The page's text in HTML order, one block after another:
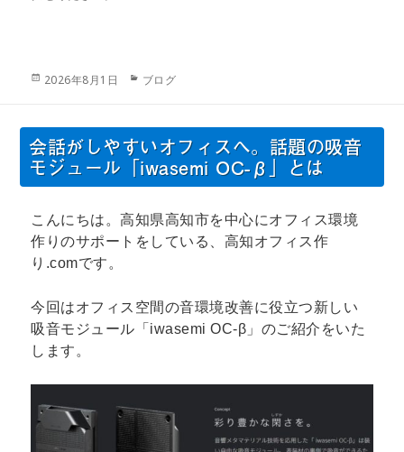
投
2026年8月1日
カ
リ
ー
ブログ
会話がしやすいオフィスへ。話題の吸音
モジュール「iwasemi OC-β」とは
こんにちは。高知県高知市を中心にオフィス環境
作りのサポートをしている、高知オフィス作
り.comです。
今回はオフィス空間の音環境改善に役立つ新しい
吸音モジュール「iwasemi OC-β」のご紹介をいた
します。